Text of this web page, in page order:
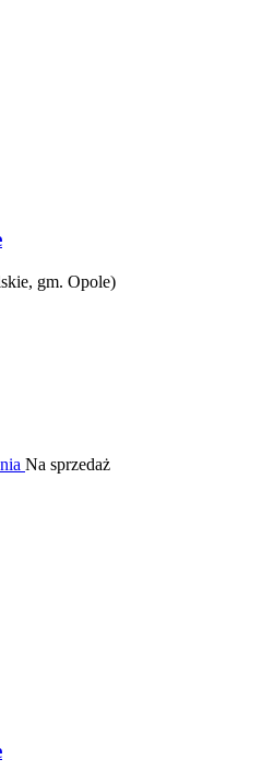
gm. Opole)
Na sprzedaż